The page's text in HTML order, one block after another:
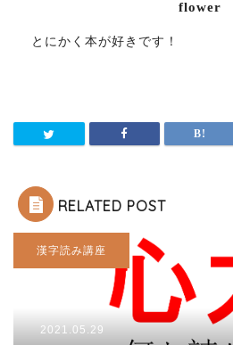
flower
とにかく本が好きです！
RELATED POST
漢字読み講座
2021.05.29